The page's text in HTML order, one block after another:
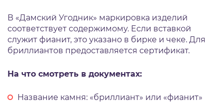
В «Дамский Угодник» маркировка изделий
соответствует содержимому. Если вставкой
служит фианит, это указано в бирке и чеке. Для
бриллиантов предоставляется сертификат.
На что смотреть в документах:
Название камня: «бриллиант» или «фианит»